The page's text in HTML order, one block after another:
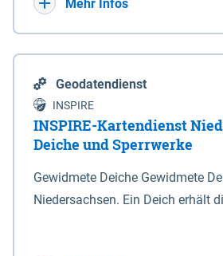
Mehr Infos
Geodatendienst
INSPIRE
INSPIRE-Kartendienst
Deiche und Sperrwerke
Gewidmete Deiche Gewidmete
Niedersachsen. Ein Deich erhält